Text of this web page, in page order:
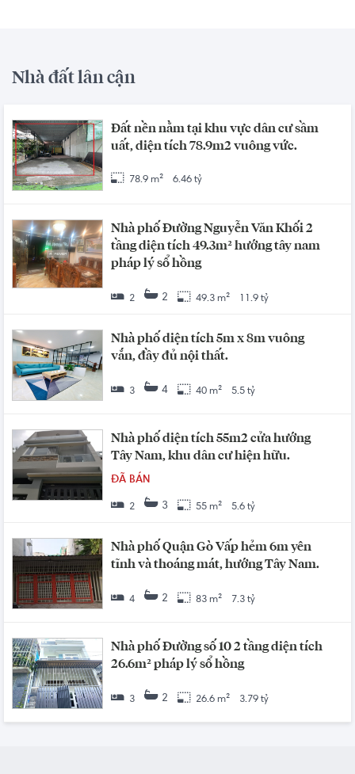
Nhà đất lân cận
Đất nền nằm tại khu vực dân cư sầm
uất, diện tích 78.9m2 vuông vức.
78.9 m² 6.46 tỷ
Nhà phố Đường Nguyễn Văn Khối 2
tầng diện tích 49.3m² hướng tây nam
pháp lý sổ hồng
2 2 49.3 m² 11.9 tỷ
Nhà phố diện tích 5m x 8m vuông
vắn, đầy đủ nội thất.
3 4 40 m² 5.5 tỷ
Nhà phố diện tích 55m2 cửa hướng
Tây Nam, khu dân cư hiện hữu.
ĐÃ BÁN
2 3 55 m² 5.6 tỷ
Nhà phố Quận Gò Vấp hẻm 6m yên
tĩnh và thoáng mát, hướng Tây Nam.
4 2 83 m² 7.3 tỷ
Nhà phố Đường số 10 2 tầng diện tích
26.6m² pháp lý sổ hồng
3 2 26.6 m² 3.79 tỷ